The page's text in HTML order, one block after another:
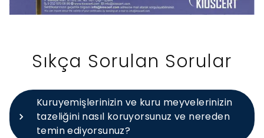
Sıkça Sorulan Sorular
Kuruyemişlerinizin ve kuru meyvelerinizin
tazeliğini nasıl koruyorsunuz ve nereden
temin ediyorsunuz?